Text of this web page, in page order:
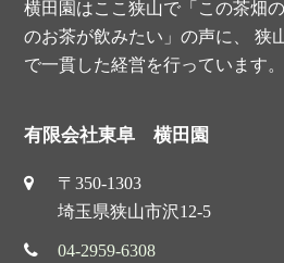
t
横田園はここ狭山で「この茶畑
のお茶が飲みたい」の声に、 狭
で一貫した経営を行っています。
有限会社東阜 横田園
〒350-1303
埼玉県狭山市沢12-5
04-2959-6308